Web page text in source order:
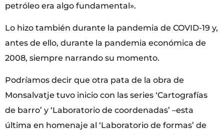
petróleo era algo fundamental».
Lo hizo también durante la pandemia de COVID-19 y,
antes de ello, durante la pandemia económica de
2008, siempre narrando su momento.
Podríamos decir que otra pata de la obra de
Monsalvatje tuvo inicio con las series ‘Cartografías
de barro’ y ‘Laboratorio de coordenadas’ –esta
última en homenaje al ‘Laboratorio de formas’ de